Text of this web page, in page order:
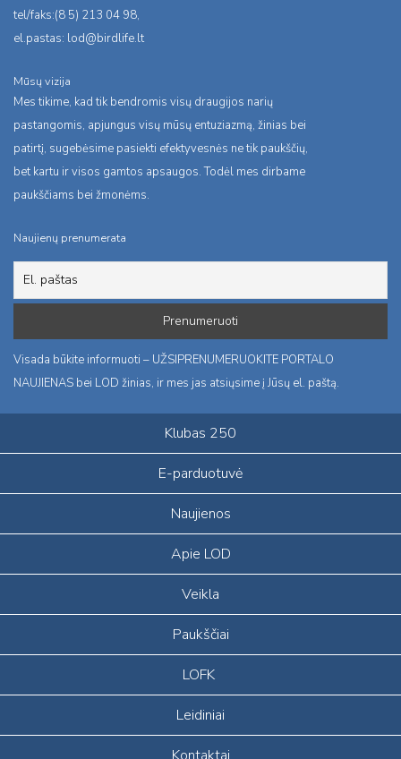
tel/faks:(8 5) 213 04 98,
el.pastas: lod@birdlife.lt
Mūsų vizija
Mes tikime, kad tik bendromis visų draugijos narių
pastangomis, apjungus visų mūsų entuziazmą, žinias bei
patirtį, sugebėsime pasiekti efektyvesnės ne tik paukščių,
bet kartu ir visos gamtos apsaugos. Todėl mes dirbame
paukščiams bei žmonėms.
Naujienų prenumerata
Visada būkite informuoti – UŽSIPRENUMERUOKITE PORTALO
NAUJIENAS bei LOD žinias, ir mes jas atsiųsime į Jūsų el. paštą.
Klubas 250
E-parduotuvė
Naujienos
Apie LOD
Veikla
Paukščiai
LOFK
Leidiniai